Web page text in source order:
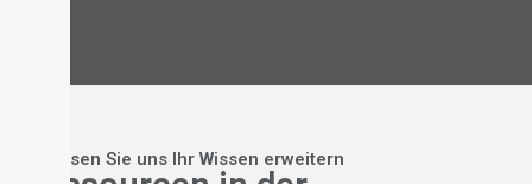
# Lassen Sie uns Ihr Wissen erweitern